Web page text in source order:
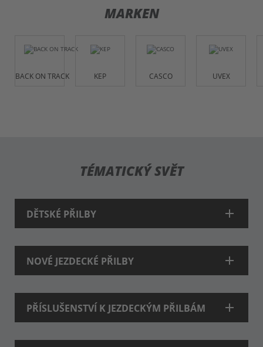
MARKEN
BACK ON TRACK KEP CASCO UVEX
TÉMATICKÝ SVĚT
DĚTSKÉ PŘILBY add
NOVÉ JEZDECKÉ PŘILBY add
PŘÍSLUŠENSTVÍ K JEZDECKÝM PŘILBÁM add